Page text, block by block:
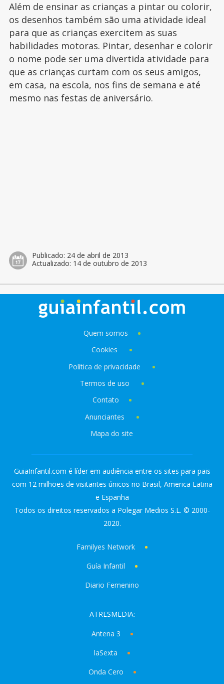
Além de ensinar as crianças a pintar ou colorir,
os desenhos também são uma atividade ideal
para que as crianças exercitem as suas
habilidades motoras. Pintar, desenhar e colorir
o nome pode ser uma divertida atividade para
que as crianças curtam com os seus amigos,
em casa, na escola, nos fins de semana e até
mesmo nas festas de aniversário.
Publicado: 24 de abril de 2013
Actualizado: 14 de outubro de 2013
Quem somos
Cookies
Política de privacidade
Termos de uso
Contato
Anunciantes
Mapa do site
GuiaInfantil.com é líder em audiência entre os sites para pais
com 12 milhões de visitantes únicos no Brasil, America Latina
e Espanha
Todos os direitos reservados a Polegar Medios S.L. © 2000-
2020.
Familyes Network
Guía Infantil
Diario Femenino
ATRESMEDIA:
Antena 3
laSexta
Onda Cero